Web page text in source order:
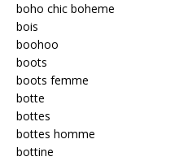
boho chic boheme
bois
boohoo
boots
boots femme
botte
bottes
bottes homme
bottine